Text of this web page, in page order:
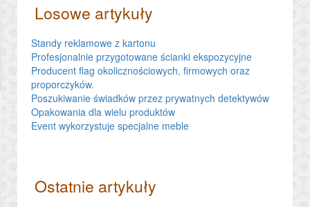
Losowe artykuły
Standy reklamowe z kartonu
Profesjonalnie przygotowane ścianki ekspozycyjne
Producent flag okolicznościowych, firmowych oraz
proporczyków.
Poszukiwanie świadków przez prywatnych detektywów
Opakowania dla wielu produktów
Event wykorzystuje specjalne meble
Ostatnie artykuły